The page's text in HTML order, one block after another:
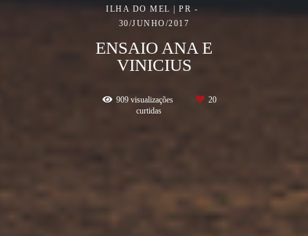
ILHA DO MEL | PR
30/JUNHO/2017
ENSAIO ANA E
VINICIUS
909visualizações
20
curtidas